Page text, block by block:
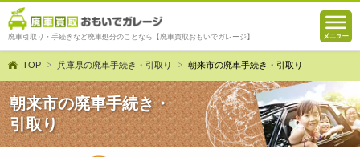
廃車引取り・手続きなど廃車処分のことなら【廃車買取おもいでガレージ】
TOP 兵庫県の廃車手続き・引取り 朝来市の廃車手続き・引取り
朝来市の廃車手続き・
引取り